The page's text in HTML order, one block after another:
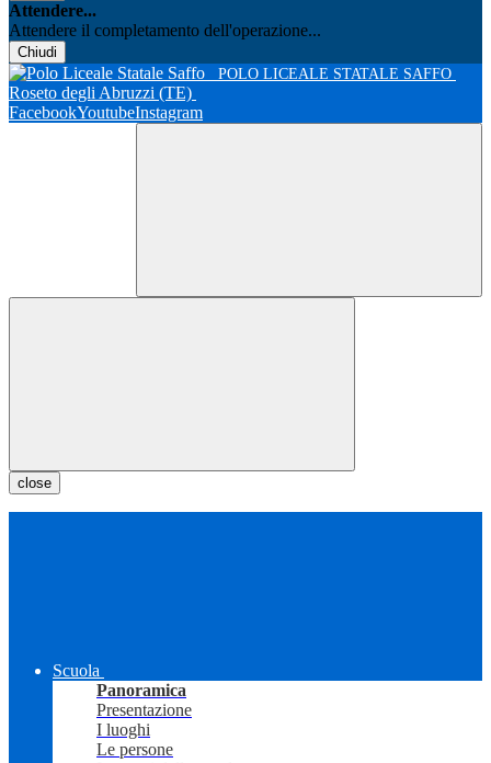
Attendere...
Attendere il completamento dell'operazione...
Chiudi
POLO LICEALE STATALE SAFFO
Roseto degli Abruzzi (TE)
FacebookYoutubeInstagram
close
Scuola
Panoramica
Presentazione
I luoghi
Le persone